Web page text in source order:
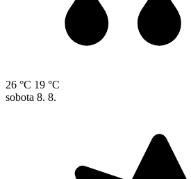
26 °C 19 °C
sobota 8. 8.